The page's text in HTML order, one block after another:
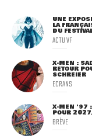
UNE
LA
DU
ACTU VF
X-MEN :
RETOUR
SCHREIER
ECRANS
X-MEN '97 :
POUR
BRÈVE